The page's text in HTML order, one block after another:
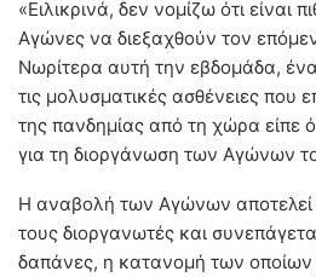
«Ειλικρινά, δεν νομίζω ότι είναι
Αγώνες να διεξαχθούν τον
Νωρίτερα αυτή την εβδομάδα,
τις μολυσματικές ασθένειες που
της πανδημίας από τη χώρα είπε
για τη διοργάνωση των Αγώνων
Η αναβολή των Αγώνων αποτελεί
τους διοργανωτές και
δαπάνες, η κατανομή των οποίων